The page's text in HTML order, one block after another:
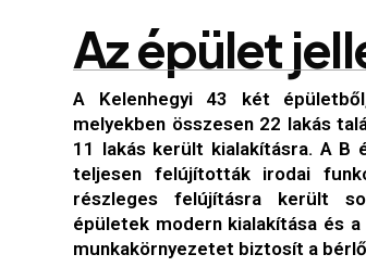
Azépületjell
A Kelenhegyi 43 két
melyekben összesen 22 lakás
11 lakás került kialakításra. A B
teljesen felújították irodai
részleges felújításra került
épületek modern kialakítása és
munkakörnyezetet biztosít a